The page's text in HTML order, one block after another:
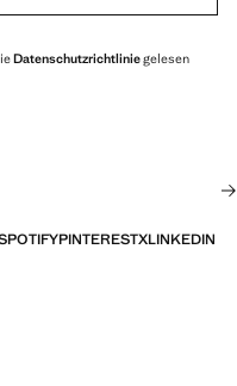
Datenschutzrichtliniegelesen
PINTERESTXLINKEDIN